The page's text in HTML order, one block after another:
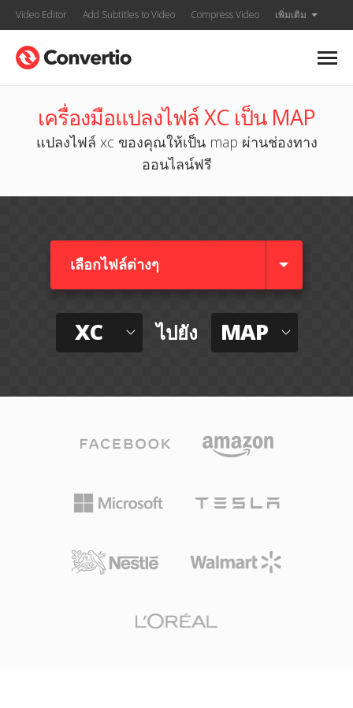
Video Editor Add Subtitles to Video Compress Video เพิ่มเติม
เครื่องมือแปลงไฟล์ XC เป็น MAP
แปลงไฟล์ xc ของคุณให้เป็น map ผ่านช่องทาง
ออนไลน์ฟรี
เลือกไฟล์ต่างๆ​
XC ไปยัง MAP